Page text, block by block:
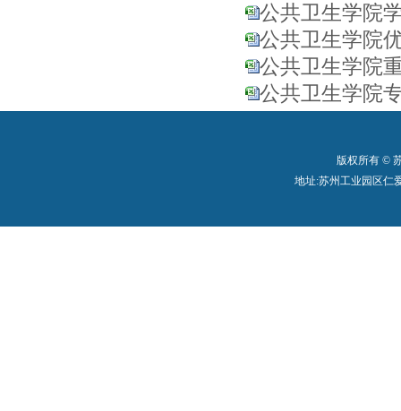
公共卫生学院
公共卫生学院
公共卫生学院
公共卫生学院
版权所有 ©
地址:苏州工业园区仁